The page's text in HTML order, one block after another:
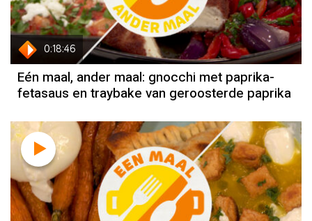
0:18:46
Eén maal, ander maal: gnocchi met paprika-
fetasaus en traybake van geroosterde paprika